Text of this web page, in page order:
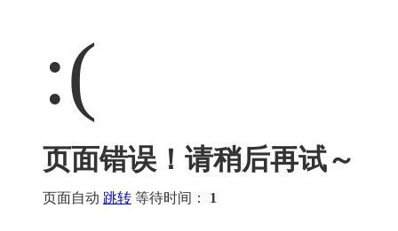
:(
页面错误！请稍后再试～
页面自动 跳转 等待时间： 1